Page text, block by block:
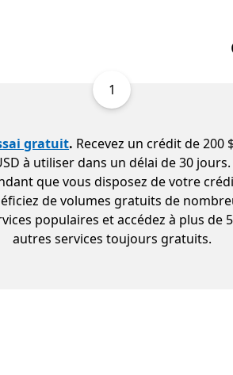
1
gratuit. Recevez un crédit de 200
à utiliser dans un délai de 30 jours.
que vous disposez de votre
de volumes gratuits de
populaires et accédez à plus de
autres services toujours gratuits.